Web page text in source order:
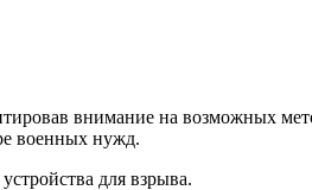
внимание на возможных
военных нужд.
для взрыва.